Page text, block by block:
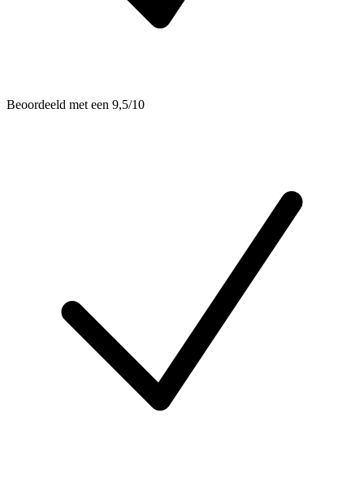
Beoordeeld met een 9,5/10